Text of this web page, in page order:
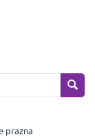
prazna